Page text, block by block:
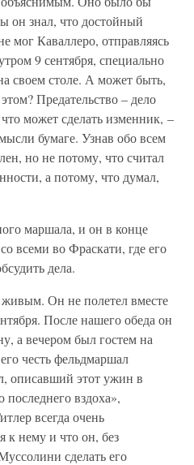
он знал, что достойный
мог Каваллеро, отправляясь
9 сентября, специально
своем столе. А может быть,
Предательство – дело
может сделать изменник, –
бумаге. Узнав обо всем
но не потому, что считал
а потому, что думал,
маршала, и он в конце
всеми во Фраскати, где его
дела.
Он не полетел вместе
После нашего обеда он
а вечером был гостем на
честь фельдмаршал
описавший этот ужин в
вздоха»,
всегда очень
к нему и что он, без
сделать его